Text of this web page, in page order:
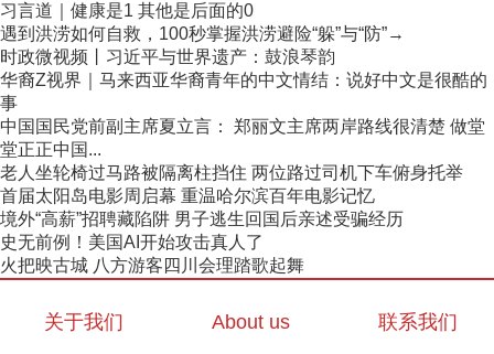
习言道｜健康是1 其他是后面的0
遇到洪涝如何自救，100秒掌握洪涝避险“躲”与“防”→
时政微视频丨习近平与世界遗产：鼓浪琴韵
华裔Z视界｜马来西亚华裔青年的中文情结：说好中文是很酷的
事
中国国民党前副主席夏立言： 郑丽文主席两岸路线很清楚 做堂
堂正正中国...
老人坐轮椅过马路被隔离柱挡住 两位路过司机下车俯身托举
首届太阳岛电影周启幕 重温哈尔滨百年电影记忆
境外“高薪”招聘藏陷阱 男子逃生回国后亲述受骗经历
史无前例！美国AI开始攻击真人了
火把映古城 八方游客四川会理踏歌起舞
关于我们 About us 联系我们